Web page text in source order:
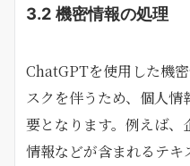
3.2 機密情報の処理
ChatGPTを使用した機
スクを伴うため、個人
要となります。例えば
情報などが含まれるテ